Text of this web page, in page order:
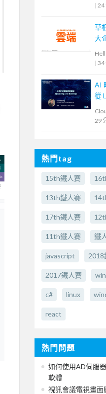
| 24
草
大
| 34
AI
從
29
熱門tag
15th鐵人賽
13th鐵人賽
17th鐵人賽
11th鐵人賽 鐵
javascript 2018
2017鐵人賽
c# linux
react
熱門問題
如何使用AD伺服
軟體
視訊會議電視畫